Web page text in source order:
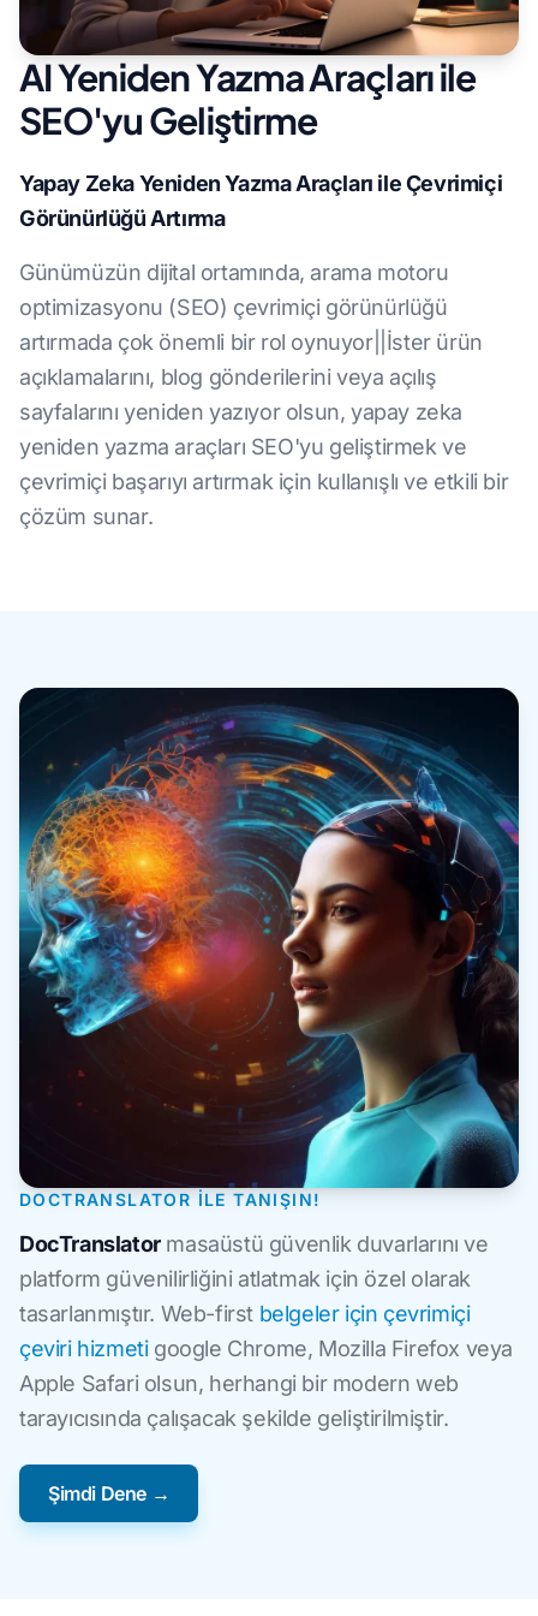
AI Yeniden Yazma Araçları ile
SEO'yu Geliştirme
Yapay Zeka Yeniden Yazma Araçları ile Çevrimiçi
Görünürlüğü Artırma
Günümüzün dijital ortamında, arama motoru
optimizasyonu (SEO) çevrimiçi görünürlüğü
artırmada çok önemli bir rol oynuyor||İster ürün
açıklamalarını, blog gönderilerini veya açılış
sayfalarını yeniden yazıyor olsun, yapay zeka
yeniden yazma araçları SEO'yu geliştirmek ve
çevrimiçi başarıyı artırmak için kullanışlı ve etkili bir
çözüm sunar.
DOCTRANSLATOR ILE TANIŞIN!
DocTranslatormasaüstü güvenlik duvarlarını ve
platform güvenilirliğini atlatmak için özel olarak
tasarlanmıştır. Web-first belgeler için çevrimiçi
çeviri hizmetigoogle Chrome, Mozilla Firefox veya
Apple Safari olsun, herhangi bir modern web
tarayıcısında çalışacak şekilde geliştirilmiştir.
Şimdi Dene →